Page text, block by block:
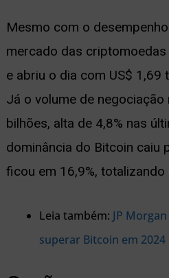
Mesmo com o
mercado das criptomoedas
e abriu o dia com US$ 1,69
Já o volume de negociação
bilhões, alta de 4,8% nas
dominância do Bitcoin caiu
ficou em 16,9%, totalizando
Leia também: JP
superar Bitcoin em 2024